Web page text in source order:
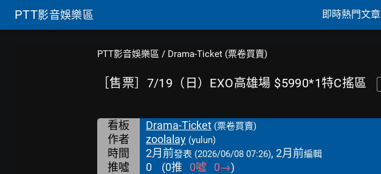
PTT影音娛樂區 即時熱門文章
PTT影音娛樂區 / Drama-Ticket (票卷買賣)
［售票］7/19（日）EXO高雄場 $5990*1特C搖區
看板 Drama-Ticket (票卷買賣)
作者 zoolalay (yulun)
時間 2月前發表 (2026/06/08 07:26), 2月前編輯
推噓 0 (0推 0噓 0→)